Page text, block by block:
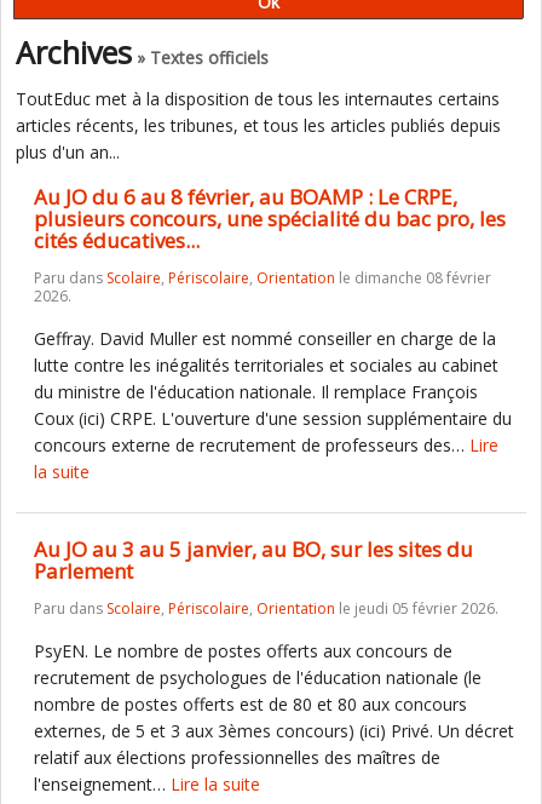
Archives » Textes officiels
ToutEduc met à la disposition de tous les internautes certains
articles récents, les tribunes, et tous les articles publiés depuis
plus d'un an...
Au JO du 6 au 8 février, au BOAMP : Le CRPE,
plusieurs concours, une spécialité du bac pro, les
cités éducatives...
Paru dans Scolaire, Périscolaire, Orientation le dimanche 08 février
2026.
Geffray. David Muller est nommé conseiller en charge de la
lutte contre les inégalités territoriales et sociales au cabinet
du ministre de l'éducation nationale. Il remplace François
Coux (ici) CRPE. L'ouverture d'une session supplémentaire du
concours externe de recrutement de professeurs des… Lire
la suite
Au JO au 3 au 5 janvier, au BO, sur les sites du
Parlement
Paru dans Scolaire, Périscolaire, Orientation le jeudi 05 février 2026.
PsyEN. Le nombre de postes offerts aux concours de
recrutement de psychologues de l'éducation nationale (le
nombre de postes offerts est de 80 et 80 aux concours
externes, de 5 et 3 aux 3èmes concours) (ici) Privé. Un décret
relatif aux élections professionnelles des maîtres de
l'enseignement… Lire la suite